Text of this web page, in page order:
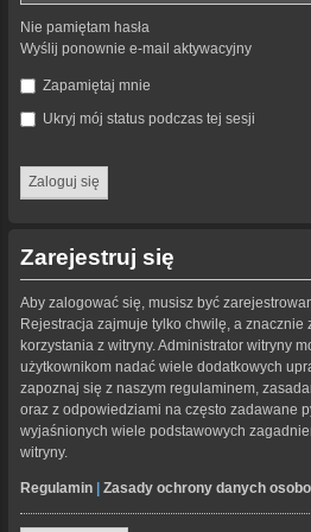
Nie pamiętam hasła
Wyślij ponownie e-mail aktywacyjny
Zapamiętaj mnie
Ukryj mój status podczas tej sesji
Zarejestruj się
Aby zalogować się, musisz być
Rejestracja zajmuje tylko chwilę, a znacznie
korzystania z witryny. Administrator witryny
użytkownikom nadać wiele dodatkowych
zapoznaj się z naszym regulaminem,
oraz z odpowiedziami na często zadawane
wyjaśnionych wiele podstawowych
witryny.
Regulamin Zasady ochrony danych